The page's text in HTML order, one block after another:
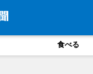
食べる